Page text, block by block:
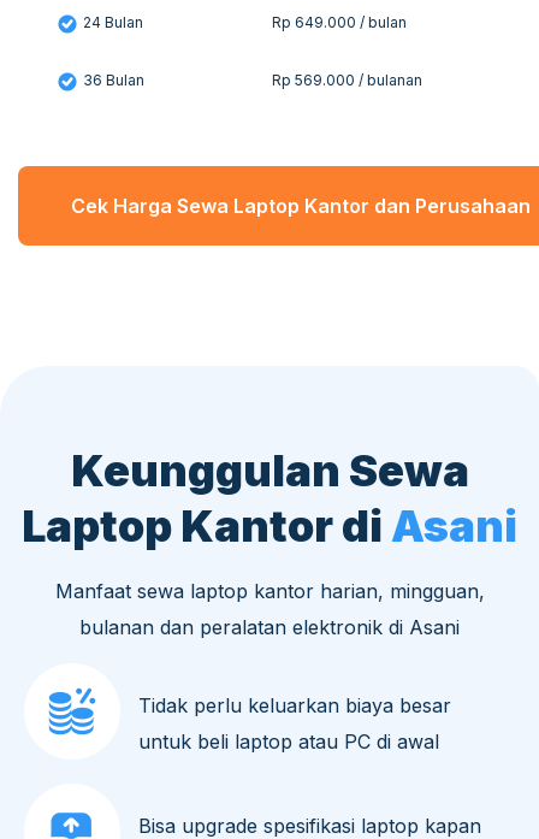
24 Bulan Rp 649.000 / bulan
36 Bulan Rp 569.000 / bulanan
Cek Harga Sewa Laptop Kantor dan Perusahaan
Keunggulan Sewa
Laptop Kantor diAsani
Manfaat sewa laptop kantor harian, mingguan,
bulanan dan peralatan elektronik di Asani
Tidak perlu keluarkan biaya besar
untuk beli laptop atau PC di awal
Bisa upgrade spesifikasi laptop kapan